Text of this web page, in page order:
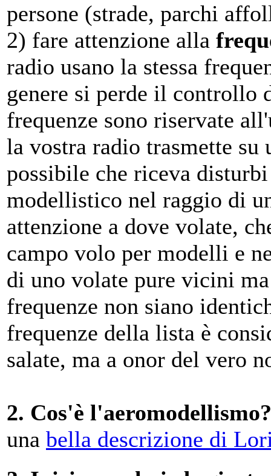
persone (strade, parchi
2) fare attenzione alla
radio usano la stessa
genere si perde il
frequenze sono riservate
la vostra radio trasmette su
possibile che riceva
modellistico nel raggio di
attenzione a dove volate,
campo volo per modelli e
di uno volate pure vicini
frequenze non siano
frequenze della lista è
salate, ma a onor del vero
2. Cos'è l'aeromodellismo?
una bella descrizione di